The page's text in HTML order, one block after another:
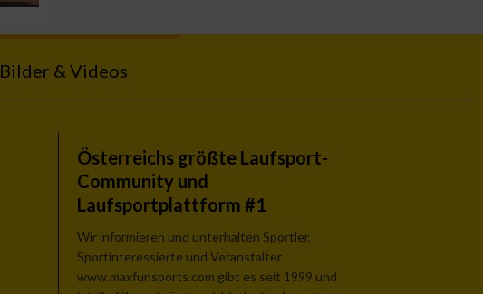
Bilder & Videos
Österreichs größte Laufsport-
Community und
Laufsportplattform #1
Wir informieren und unterhalten Sportler,
Sportinteressierte und Veranstalter.
www.maxfunsports.com gibt es seit 1999 und